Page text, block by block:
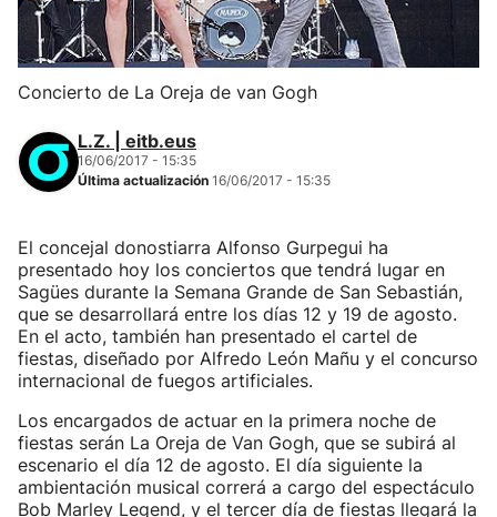
Concierto de La Oreja de van Gogh
L.Z. | eitb.eus
16/06/2017 - 15:35
Última actualización 16/06/2017 - 15:35
El concejal donostiarra Alfonso Gurpegui ha
presentado hoy los conciertos que tendrá lugar en
Sagües durante la Semana Grande de San Sebastián,
que se desarrollará entre los días 12 y 19 de agosto.
En el acto, también han presentado el cartel de
fiestas, diseñado por Alfredo León Mañu y el concurso
internacional de fuegos artificiales.
Los encargados de actuar en la primera noche de
fiestas serán La Oreja de Van Gogh, que se subirá al
escenario el día 12 de agosto. El día siguiente la
ambientación musical correrá a cargo del espectáculo
Bob Marley Legend, y el tercer día de fiestas llegará la